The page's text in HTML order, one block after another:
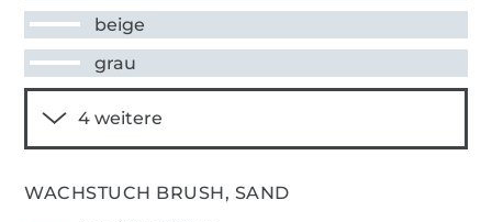
beige
grau
WACHSTUCH BRUSH, SAND